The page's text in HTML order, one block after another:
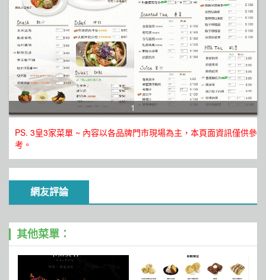
1
PS. 3皇3家菜單 ~ 內容以各品牌門市現場為主，本頁面資訊僅供參
考。
網友評論
其他菜單：